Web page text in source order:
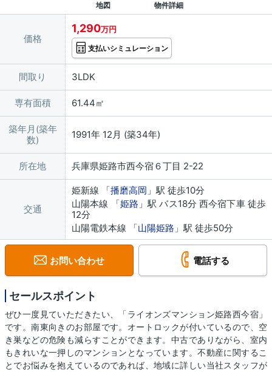
地図 物件詳細
価格
1,290万円
支払いシミュレーション
間取り 3LDK
専有面積 61.44㎡
築年月(築年
数)
1991年 12月 (築34年)
所在地 兵庫県姫路市西今宿６丁目 2-22
交通
姫新線 「播磨高岡 」駅 徒歩10分
山陽本線 「姫路 」駅 バス18分 西今宿下車 徒歩
12分
山陽電鉄本線 「山陽姫路 」駅 徒歩50分
お問い合わせ 電話する
セールスポイント
ぜひ一度見ていただきたい、「ライオンズマンション姫路西今宿」
です。南東向きのお部屋です。オートロックが付いているので、空
き巣などの危険も減らすことができます。中古でありながら、室内
もきれいな一押しのマンションとなっています。不動産に関するこ
とでお悩みを抱えているのであれば、地域に詳しい当社スタッフが